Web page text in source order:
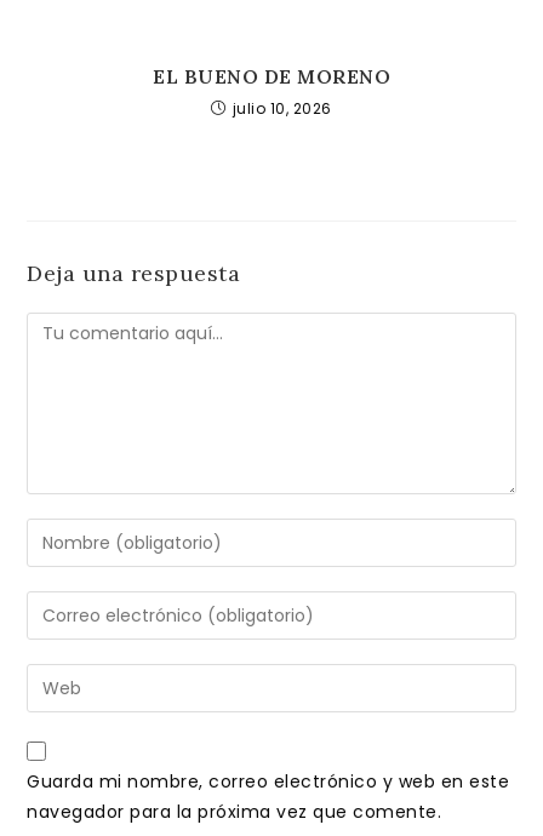
EL BUENO DE MORENO
julio 10, 2026
Deja una respuesta
Comentario
Introduce
tu
nombre
de
usuario
para
comentar
Introduce
tu
dirección
de
electrónico
para
comentar
Introduce
la
URL
de
Guarda mi nombre, correo electrónico y web en este
navegador para la próxima vez que comente.